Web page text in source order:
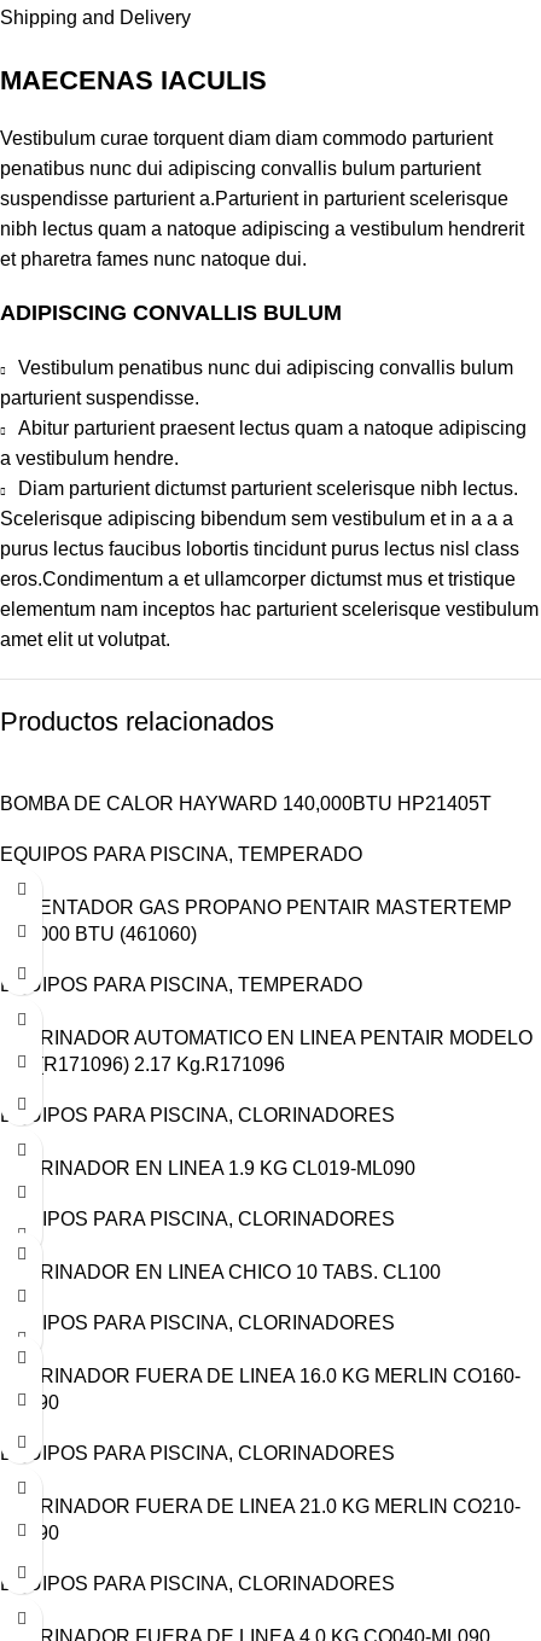
Shipping and Delivery
MAECENAS IACULIS
Vestibulum curae torquent diam diam commodo parturient
penatibus nunc dui adipiscing convallis bulum parturient
suspendisse parturient a.Parturient in parturient scelerisque
nibh lectus quam a natoque adipiscing a vestibulum hendrerit
et pharetra fames nunc natoque dui.
ADIPISCING CONVALLIS BULUM
Vestibulum penatibus nunc dui adipiscing convallis bulum
parturient suspendisse.
Abitur parturient praesent lectus quam a natoque adipiscing
a vestibulum hendre.
Diam parturient dictumst parturient scelerisque nibh lectus.
Scelerisque adipiscing bibendum sem vestibulum et in a a a
purus lectus faucibus lobortis tincidunt purus lectus nisl class
eros.Condimentum a et ullamcorper dictumst mus et tristique
elementum nam inceptos hac parturient scelerisque vestibulum
amet elit ut volutpat.
Productos relacionados
BOMBA DE CALOR HAYWARD 140,000BTU HP21405T
EQUIPOS PARA PISCINA, TEMPERADO
CALENTADOR GAS PROPANO PENTAIR MASTERTEMP
125,000 BTU (461060)
EQUIPOS PARA PISCINA, TEMPERADO
CLORINADOR AUTOMATICO EN LINEA PENTAIR MODELO
320 (R171096) 2.17 Kg.R171096
EQUIPOS PARA PISCINA, CLORINADORES
CLORINADOR EN LINEA 1.9 KG CL019-ML090
EQUIPOS PARA PISCINA, CLORINADORES
CLORINADOR EN LINEA CHICO 10 TABS. CL100
EQUIPOS PARA PISCINA, CLORINADORES
CLORINADOR FUERA DE LINEA 16.0 KG MERLIN CO160-
ML090
EQUIPOS PARA PISCINA, CLORINADORES
CLORINADOR FUERA DE LINEA 21.0 KG MERLIN CO210-
ML090
EQUIPOS PARA PISCINA, CLORINADORES
CLORINADOR FUERA DE LINEA 4.0 KG CO040-ML090